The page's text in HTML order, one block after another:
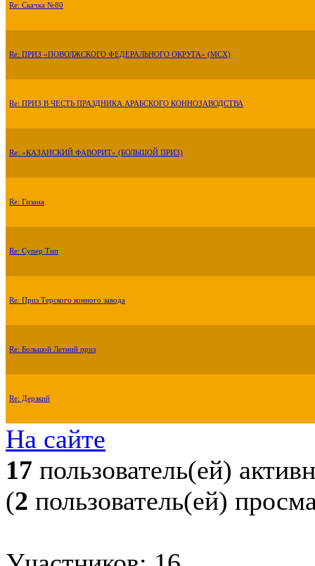
Re: Скачка №80
Re: ПРИЗ «ПОВОЛЖСКОГО ФЕДЕРАЛЬНОГО ОКРУГА» (МСХ)
Re: ПРИЗ В ЧЕСТЬ ПРАЗДНИКА АРАБСКОГО КОННОЗАВОДСТВА
Re: «КАЗАНСКИЙ ФАВОРИТ» (БОЛЬШОЙ ПРИЗ)
Re: Гизана
Re: Супер Тип
Re: Приз Терского конного завода
Re: Большой Летний приз
Re: Дерзкий
На сайте
17 пользователь(ей)
(2 пользователь(ей)